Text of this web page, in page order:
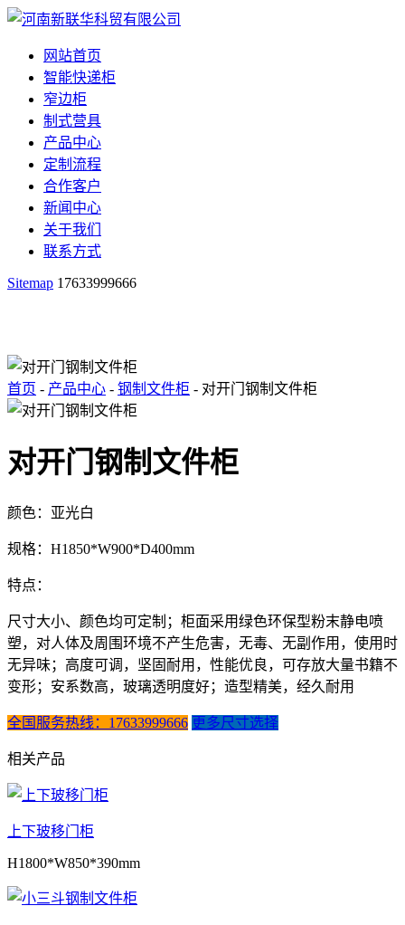
网站首页
智能快递柜
窄边柜
制式营具
产品中心
定制流程
合作客户
新闻中心
关于我们
联系方式
Sitemap 17633999666
首页 - 产品中心 - 钢制文件柜 - 对开门钢制文件柜
对开门钢制文件柜
颜色：亚光白
规格：H1850*W900*D400mm
特点：
尺寸大小、颜色均可定制；柜面采用绿色环保型粉末静电喷
塑，对人体及周围环境不产生危害，无毒、无副作用，使用时
无异味；高度可调，坚固耐用，性能优良，可存放大量书籍不
变形；安系数高，玻璃透明度好；造型精美，经久耐用
全国服务热线：17633999666 更多尺寸选择
相关产品
上下玻移门柜
H1800*W850*390mm